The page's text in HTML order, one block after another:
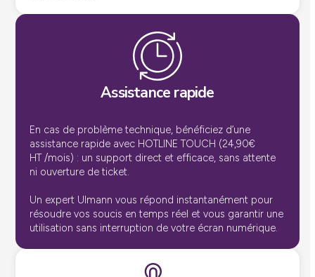
Assistance rapide
En cas de problème technique, bénéficiez d’une
assistance rapide avec HOTLINE TOUCH (24,90€
HT /mois) : un support direct et efficace, sans attente
ni ouverture de ticket.
Un expert Ulmann vous répond instantanément pour
résoudre vos soucis en temps réel et vous garantir une
utilisation sans interruption de votre écran numérique.